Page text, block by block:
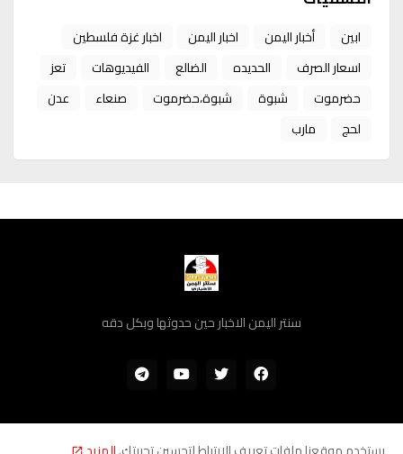
ابين أخبار اليمن اخبار اليمن
اخبار غزة فلسطين
اسعار الصرف
الحديده الضالع الفيديوهات
تعز
حضرموت
شبوة شبوة،حضرموت صنعاء
عدن
لحج
مارب
سنتر اليمن الاخبار حين حدوثها وبكل دقه